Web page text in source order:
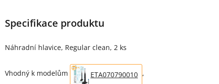
Specifikace produktu
Náhradní hlavice, Regular clean, 2 ks
Vhodný k modelům ETA070790010 ,